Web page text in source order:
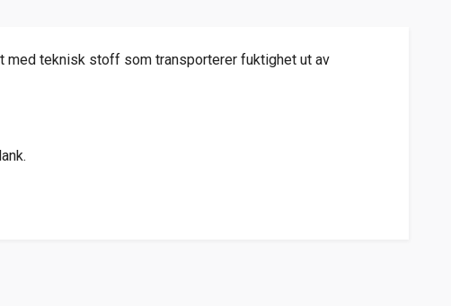
med teknisk stoff som transporterer fuktighet ut av